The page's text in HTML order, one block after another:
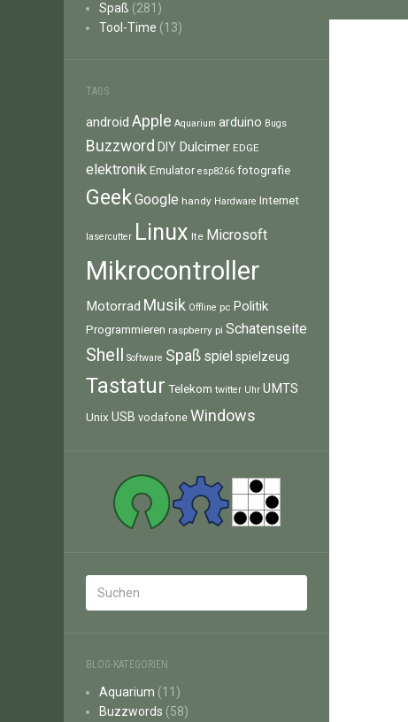
Spaß (281)
Tool-Time (13)
TAGS
android Apple Aquarium arduino Bugs
Buzzword DIY Dulcimer EDGE
elektronik Emulator esp8266 fotografie
GeekGoogle handy Hardware Internet
lasercutter Linux lte Microsoft
Mikrocontroller
Motorrad Musik Offline pc Politik
Programmieren raspberry pi Schatenseite
Shell Software Spaß spiel spielzeug
Tastatur Telekom twitter Uhr UMTS
Unix USB vodafone Windows
BLOG-KATEGORIEN
Aquarium (11)
Buzzwords (58)